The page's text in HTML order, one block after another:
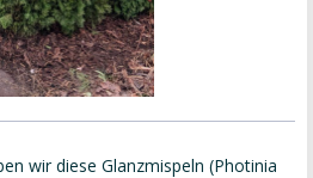
wir diese Glanzmispeln (Photinia